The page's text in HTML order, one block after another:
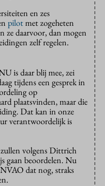
en zes
pilotmet zogeheten
ze daarvoor, dan mogen
zelf regelen.
is daar blij mee, zei
tijdens een gesprek in
op
plaatsvinden, maar die
Dat kan in onze
verantwoordelijk is
volgens Dittrich
gaan beoordelen. Nu
dat nog, straks